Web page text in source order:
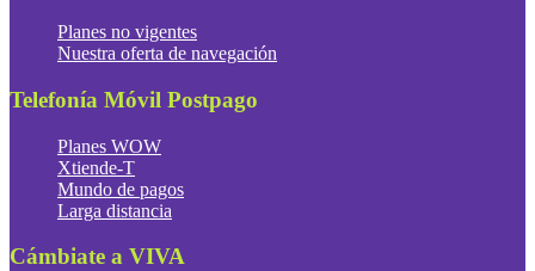
Planes no vigentes
Nuestra oferta de navegación
Telefonía Móvil Postpago
Planes WOW
Xtiende-T
Mundo de pagos
Larga distancia
Cámbiate a VIVA